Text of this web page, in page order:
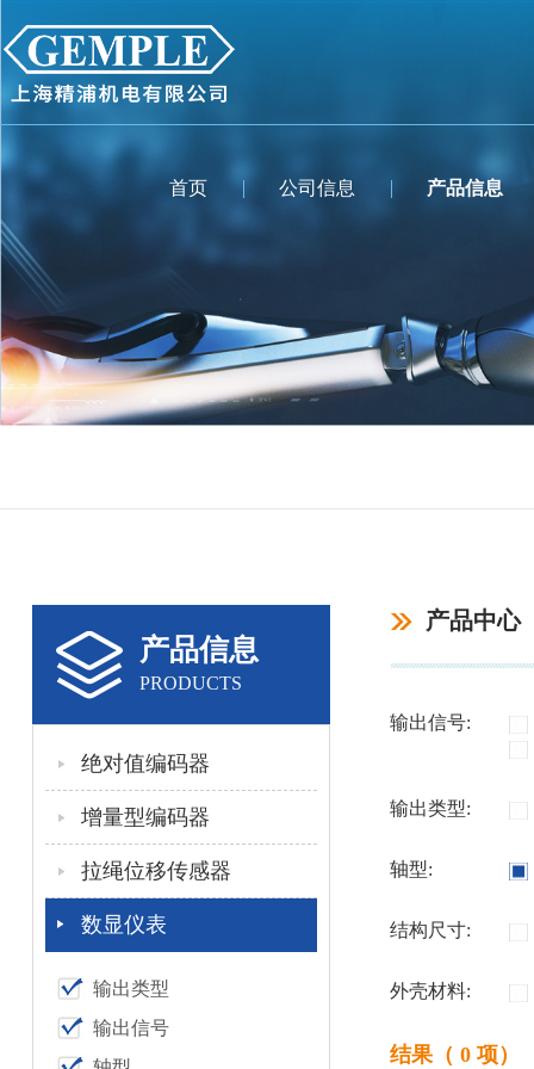
首页 公司信息 产品信息
产品信息
PRODUCTS
绝对值编码器
增量型编码器
拉绳位移传感器
数显仪表
输出类型
输出信号
产品中心
输出信号:
输出类型:
轴型:
结构尺寸:
外壳材料:
结果（ 0 项）